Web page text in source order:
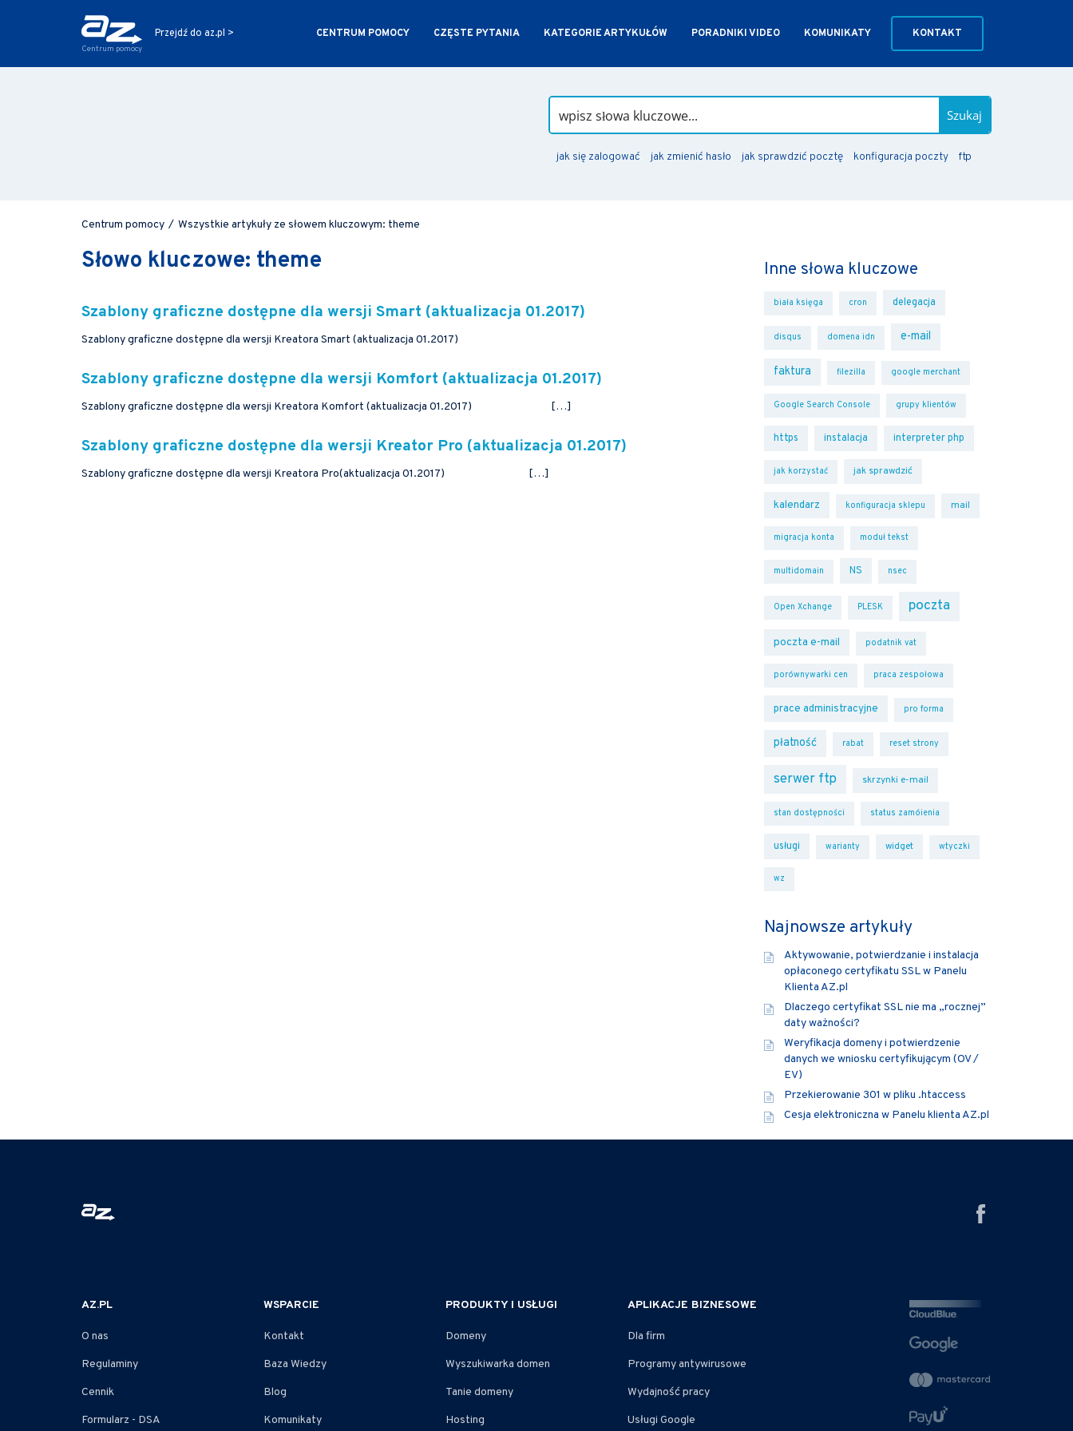
Centrum pomocy
Przejdź do az.pl > CENTRUM POMOCY CZĘSTE PYTANIA KATEGORIE ARTYKUŁÓW PORADNIKI VIDEO KOMUNIKATY KONTAKT
Szukaj
jak się zalogować jak zmienić hasło jak sprawdzić pocztę konfiguracja poczty ftp
Centrum pomocy / Wszystkie artykuły ze słowem kluczowym: theme
Słowo kluczowe: theme
Szablony graficzne dostępne dla wersji Smart (aktualizacja 01.2017)
Szablony graficzne dostępne dla wersji Kreatora Smart (aktualizacja 01.2017)
Szablony graficzne dostępne dla wersji Komfort (aktualizacja 01.2017)
Szablony graficzne dostępne dla wersji Kreatora Komfort (aktualizacja 01.2017) […]
Szablony graficzne dostępne dla wersji Kreator Pro (aktualizacja 01.2017)
Szablony graficzne dostępne dla wersji Kreatora Pro(aktualizacja 01.2017) […]
Inne słowa kluczowe
biała księga cron delegacja
disqus domena idn e-mail
faktura filezilla google merchant
Google Search Console grupy klientów
https instalacja interpreter php
jak korzystać jak sprawdzić
kalendarz konfiguracja sklepu mail
migracja konta moduł tekst
multidomain NS nsec
Open Xchange PLESK poczta
poczta e-mail podatnik vat
porównywarki cen praca zespołowa
prace administracyjne pro forma
płatność rabat reset strony
serwer ftp skrzynki e-mail
stan dostępności status zamóienia
usługi warianty widget wtyczki
wz
Najnowsze artykuły
Aktywowanie, potwierdzanie i instalacja
opłaconego certyfikatu SSL w Panelu
Klienta AZ.pl
Dlaczego certyfikat SSL nie ma „rocznej”
daty ważności?
Weryfikacja domeny i potwierdzenie
danych we wniosku certyfikującym (OV /
EV)
Przekierowanie 301 w pliku .htaccess
Cesja elektroniczna w Panelu klienta AZ.pl
AZ.PL
O nas
Regulaminy
Cennik
Formularz - DSA
WSPARCIE
Kontakt
Baza Wiedzy
Blog
Komunikaty
PRODUKTY I USŁUGI
Domeny
Wyszukiwarka domen
Tanie domeny
Hosting
APLIKACJE BIZNESOWE
Dla firm
Programy antywirusowe
Wydajność pracy
Usługi Google